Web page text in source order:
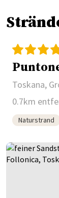
Toskana,
0.7km